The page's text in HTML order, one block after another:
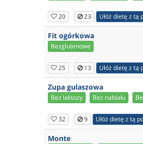
20 23 Ułóż dietę z tą
Fit ogórkowa
Bezglutenowe
25 13 Ułóż dietę z tą
Zupa gulaszowa
Bez laktozy Bez nabiału
32 9 Ułóż dietę z tą
Monte